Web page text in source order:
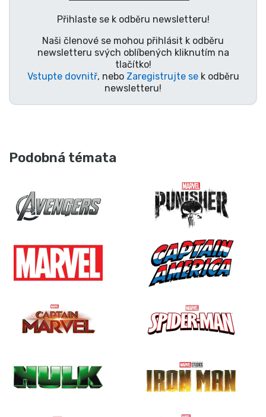
Přihlaste se k odběru newsletteru!
Naši členové se mohou přihlásit k odběru
newsletteru svých oblíbených kliknutím na
tlačítko!
Vstupte dovnitř, nebo Zaregistrujte sek odběru
newsletteru!
Podobná témata